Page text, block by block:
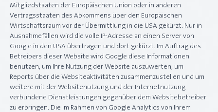
Mitgliedstaaten der Europäischen Union oder in anderen
Vertragsstaaten des Abkommens über den Europäischen
Wirtschaftsraum vor der Übermittlung in die USA gekürzt. Nur in
Ausnahmefällen wird die volle IP-Adresse an einen Server von
Google in den USA übertragen und dort gekürzt. Im Auftrag des
Betreibers dieser Website wird Google diese Informationen
benutzen, um Ihre Nutzung der Website auszuwerten, um
Reports über die Websiteaktivitäten zusammenzustellen und um
weitere mit der Websitenutzung und der Internetnutzung
verbundene Dienstleistungen gegenüber dem Websitebetreiber
zu erbringen. Die im Rahmen von Google Analytics von Ihrem